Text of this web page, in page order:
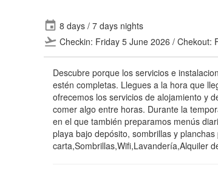
event 8 days / 7 days nights
flight_takeoff Checkin: Friday 5 June 2026 / Chekout:
Descubre porque los servicios e
estén completas. Llegues a la hora que
ofrecemos los servicios de alojamiento y
comer algo entre horas. Durante la
en el que también preparamos menús
playa bajo depósito, sombrillas y
carta,Sombrillas,Wifi,Lavandería,Alquiler